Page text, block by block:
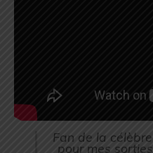
Fan de la
pour mes